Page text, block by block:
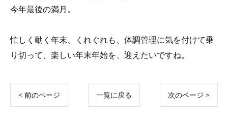
今年最後の満月。
忙しく動く年末、くれぐれも、体調管理に気を付けて乗
り切って、楽しい年末年始を、迎えたいですね。
< 前のページ 一覧に戻る 次のページ >